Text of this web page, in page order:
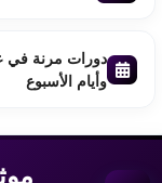
دورات مرنة في
وأيام الأسبوع